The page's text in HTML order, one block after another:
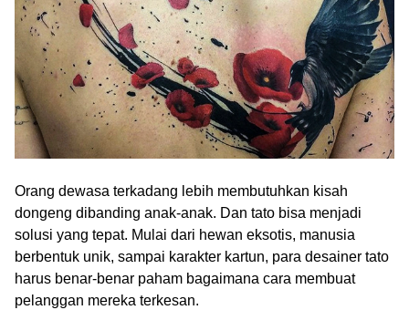
Orang dewasa terkadang lebih membutuhkan kisah
dongeng dibanding anak-anak. Dan tato bisa menjadi
solusi yang tepat. Mulai dari hewan eksotis, manusia
berbentuk unik, sampai karakter kartun, para desainer tato
harus benar-benar paham bagaimana cara membuat
pelanggan mereka terkesan.